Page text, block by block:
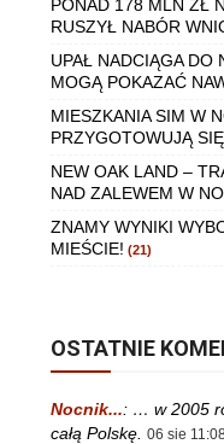
PONAD 178 MLN ZŁ
RUSZYŁ NABÓR
UPAŁ NADCIĄGA DO
MOGĄ POKAZAĆ
MIESZKANIA SIM W
PRZYGOTOWUJĄ
NEW OAK LAND –
NAD ZALEWEM W
ZNAMY WYNIKI
MIEŚCIE! (21)
OSTATNIE
Nocnik...: … w 2005
całą Polskę. 06 sie 11:08